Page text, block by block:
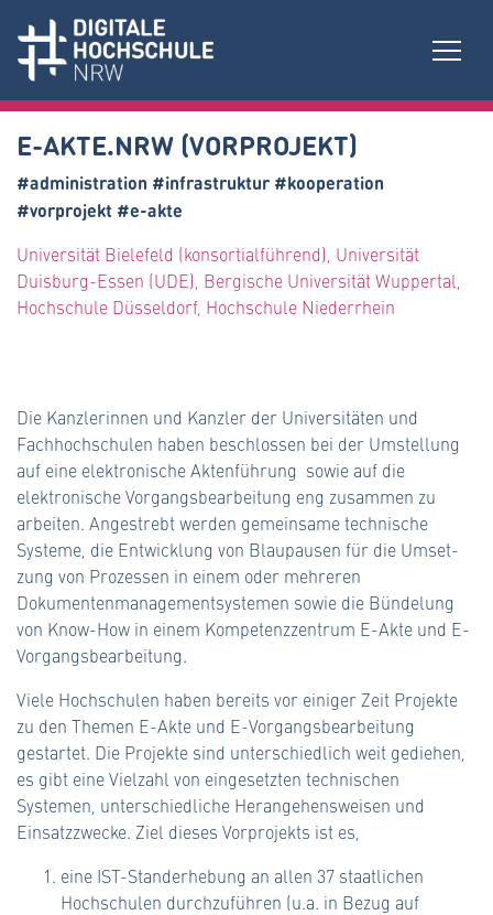
E-AKTE.NRW (VORPROJEKT)
#administration #infrastruktur #kooperation
#vorprojekt #e-akte
Universität Bielefeld (konsortialführend), Universität
Duisburg-Essen (UDE), Bergische Universität Wuppertal,
Hochschule Düsseldorf, Hochschule Niederrhein
Die Kanzlerinnen und Kanzler der Universitäten und
Fachhochschulen haben be­schlossen bei der Umstellung
auf eine elektronische Aktenführung sowie auf die
elektronische Vorgangsbearbeitung eng zusammen zu
arbeiten. Angestrebt werden gemeinsame technische
Systeme, die Entwicklung von Blaupausen für die Umset­
zung von Prozessen in einem oder mehreren
Dokumentenmanagementsystemen so­wie die Bündelung
von Know-How in einem Kompetenzzentrum E-Akte und E-
Vorgangsbearbeitung.
Viele Hochschulen haben bereits vor einiger Zeit Projekte
zu den Themen E-Akte und E-Vorgangsbearbeitung
gestartet. Die Projekte sind unterschiedlich weit gedie­hen,
es gibt eine Vielzahl von eingesetzten technischen
Systemen, unterschiedliche Herangehensweisen und
Einsatzzwecke. Ziel dieses Vorprojekts ist es,
eine IST-Standerhebung an allen 37 staatlichen
Hochschulen durchzuführen (u.a. in Bezug auf